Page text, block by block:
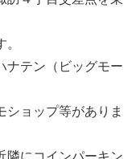
テン（ビッグモー
ョップ等がありま